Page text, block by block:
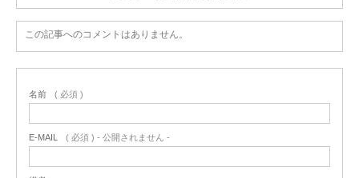
この記事へのコメントはありません。
名前 ( 必須 )
E-MAIL ( 必須 ) - 公開されません -